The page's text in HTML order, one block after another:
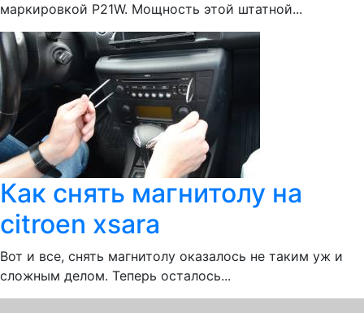
маркировкой P21W. Мощность этой штатной...
Как снять магнитолу на
citroen xsara
Вот и все, снять магнитолу оказалось не таким уж и
сложным делом. Теперь осталось...